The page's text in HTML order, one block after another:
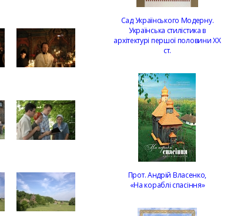
Сад Українського Модерну.
Українська стилістика в
архітектурі першої половини ХХ
ст.
Прот. Андрій Власенко,
«На кораблі спасіння»